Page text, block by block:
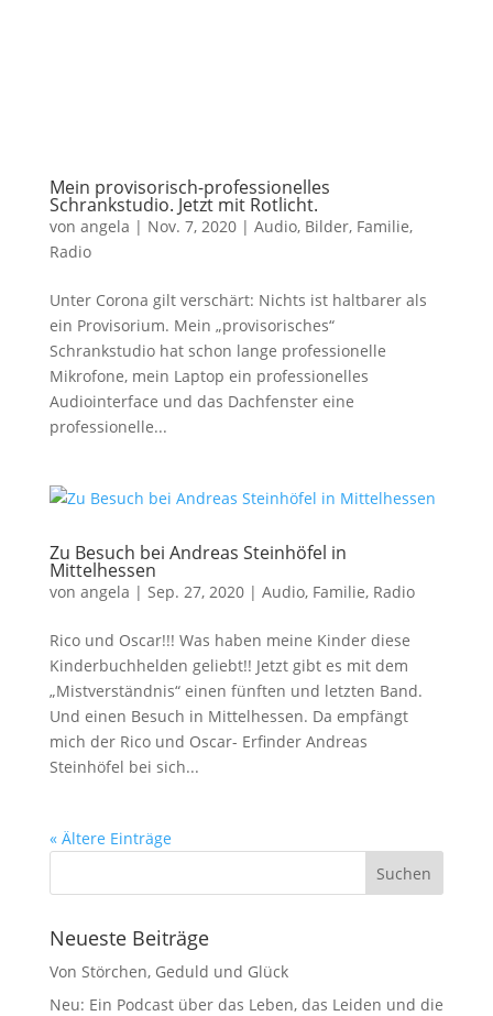
Mein provisorisch-professionelles
Schrankstudio. Jetzt mit Rotlicht.
von angela | Nov. 7, 2020| Audio, Bilder, Familie,
Radio
Unter Corona gilt verschärt: Nichts ist haltbarer als
ein Provisorium. Mein „provisorisches“
Schrankstudio hat schon lange professionelle
Mikrofone, mein Laptop ein professionelles
Audiointerface und das Dachfenster eine
professionelle...
Zu Besuch bei Andreas Steinhöfel in
Mittelhessen
von angela | Sep. 27, 2020| Audio, Familie, Radio
Rico und Oscar!!! Was haben meine Kinder diese
Kinderbuchhelden geliebt!! Jetzt gibt es mit dem
„Mistverständnis“ einen fünften und letzten Band.
Und einen Besuch in Mittelhessen. Da empfängt
mich der Rico und Oscar- Erfinder Andreas
Steinhöfel bei sich...
« Ältere Einträge
Neueste Beiträge
Von Störchen, Geduld und Glück
Neu: Ein Podcast über das Leben, das Leiden und die